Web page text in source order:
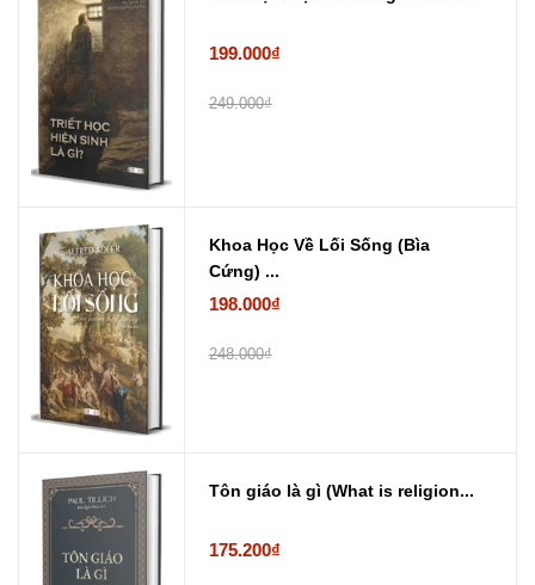
199.000₫
249.000₫
Khoa Học Về Lối Sống (Bìa
Cứng) ...
198.000₫
248.000₫
Tôn giáo là gì (What is religion...
175.200₫